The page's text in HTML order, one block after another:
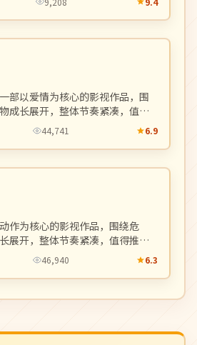
部以爱情为核心的影视作品，围
成长展开，整体节奏紧凑，值得
44,741 6.9
作为核心的影视作品，围绕危
展开，整体节奏紧凑，值得推荐
46,940 6.3